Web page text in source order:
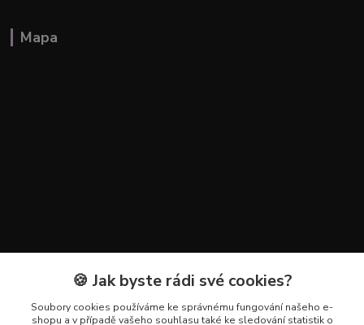
Mapa
Kontakty
+420 602 223 614
🍪 Jak byste rádi své cookies?
Soubory cookies používáme ke správnému fungování našeho e-
shopu a v případě vašeho souhlasu také ke sledování statistik o